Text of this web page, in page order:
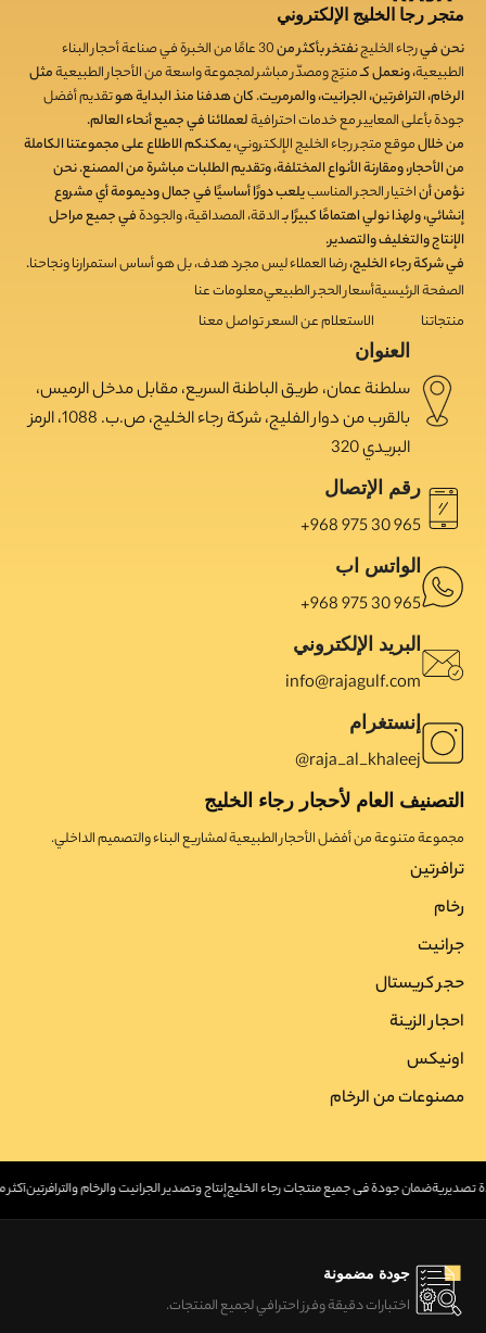
متجر رجا الخليج الإلكتروني
نحن فيرجاء الخليجنفتخر بأكثر من30عامًا من الخبرة في صناعة أحجار البناء
الطبيعية، ونعمل كـمنتِج ومصدّر مباشر لمجموعة واسعة من الأحجار الطبيعيةمثل
الرخام، الترافرتين، الجرانيت، والمرمريت. كان هدفنا منذ البداية هوتقديم أفضل
جودة بأعلى المعايير مع خدمات احترافيةلعملائنا في جميع أنحاء العالم.
من خلالموقع متجر رجاء الخليج الإلكتروني، يمكنكم الاطلاع على مجموعتنا الكاملة
من الأحجار، ومقارنة الأنواع المختلفة، وتقديم الطلبات مباشرة من المصنع. نحن
نؤمن أناختيار الحجر المناسبيلعب دورًا أساسيًا في جمال وديمومة أي مشروع
إنشائي، ولهذا نولي اهتمامًا كبيرًا بـالدقة، المصداقية، والجودةفي جميع مراحل
الإنتاج والتغليف والتصدير.
في شركة رجاء الخليج،رضا العملاء ليس مجرد هدف، بل هو أساس استمرارنا ونجاحنا.
الصفحة الرئيسية
منتجاتنا
أسعار الحجر الطبيعي
الاستعلام عن السعر
معلومات عنا
تواصل معنا
العنوان
سلطنة عمان، طريق الباطنة السريع، مقابل مدخل الرميس،
بالقرب من دوار الفليج، شركة رجاء الخليج، ص.ب. 1088، الرمز
البريدي 320
رقم الإتصال
965 30 975 968+
الواتس اب
965 30 975 968+
البريد الإلكتروني
info@rajagulf.com
إنستغرام
raja_al_khaleej@
التصنيف العام لأحجار رجاء الخليج
مجموعة متنوعة من أفضل الأحجار الطبيعية لمشاريع البناء والتصميم الداخلي.
ترافرتین
رخام
جرانیت
حجر کریستال
احجار الزینة
اونیکس
مصنوعات من الرخام
أكثر من 30إنتاج وتصدير الجرانيت والرخام والترافرتينضمان جودة في جميع منتجات رجاء الخليجتصديرية
جودة مضمونة
اختبارات دقيقة وفرز احترافي لجميع المنتجات.